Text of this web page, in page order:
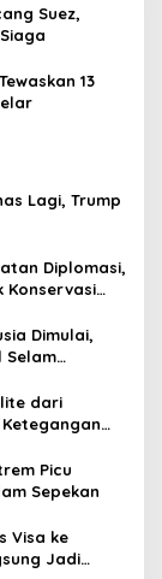
Suez,
13
Lagi, Trump
Diplomasi,
Konservasi
Dimulai,
Selam
dari
Picu
Sepekan
Visa ke
Jadi